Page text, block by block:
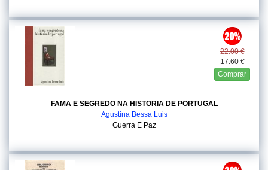
22.00 €
17.60 €
Comprar
FAMA E SEGREDO NA HISTORIA DE PORTUGAL
Agustina Bessa Luis
Guerra E Paz